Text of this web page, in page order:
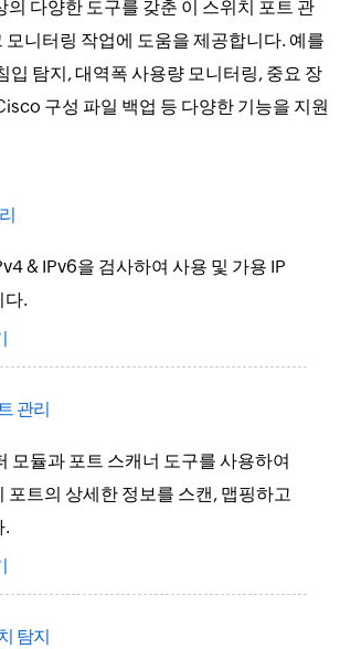
다양한 도구를 갖춘 이 스위치 포트 관
모니터링 작업에 도움을 제공합니다. 예를
입 탐지, 대역폭 사용량 모니터링, 중요 장
구성 파일 백업 등 다양한 기능을 지원
& IPv6을 검사하여 사용 및 가용 IP
다.
관리
모듈과 포트 스캐너 도구를 사용하여
포트의 상세한 정보를 스캔, 맵핑하고
.
탐지